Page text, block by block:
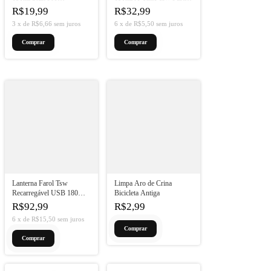
Automática Preto
R$19,99
3 x de R$6,66 sem juros
Branco/Dourado
R$32,99
6 x de R$5,50 sem juros
Lanterna Farol Tsw
Recarregável USB 180
Lúmens 4 Modos
R$92,99
6 x de R$15,50 sem juros
Limpa Aro de Crina
Bicicleta Antiga
R$2,99